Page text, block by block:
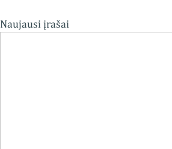
Naujausi įrašai